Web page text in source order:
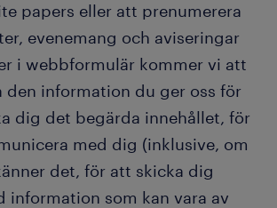
papers eller att prenumerera
evenemang och aviseringar
i webbformulär kommer vi att
den information du ger oss för
dig det begärda innehållet, för
med dig (inklusive, om
det, för att skicka dig
information som kan vara av